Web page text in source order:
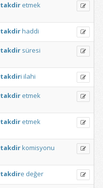
takdir etmek
takdirhaddi
takdir süresi
takdiri ilahi
takdir etmek
takdir etmek
takdirkomisyonu
takdire değer